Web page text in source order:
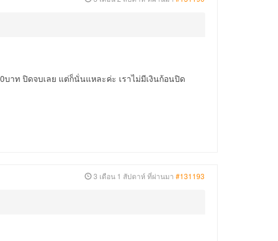
บาท ปิดจบเลย แต่ก็นั่นแหละค่ะ เราไม่มีเงินก้อนปิด
3 เดือน 1 สัปดาห์ ที่ผ่านมา #131193